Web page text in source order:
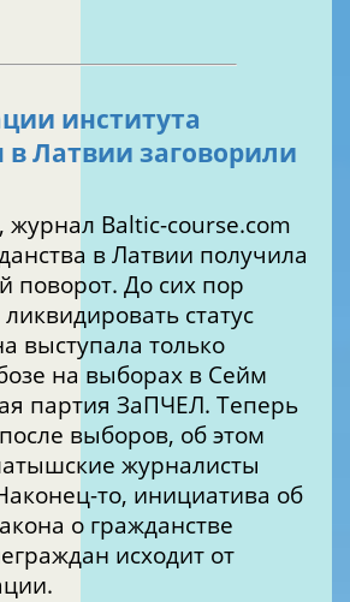
института
в Латвии заговорили
, журнал Baltic-course.com
в Латвии получила
поворот. До сих пор
статус
выступала только
на выборах в Сейм
партия ЗаПЧЕЛ. Теперь
выборов, об этом
журналисты
то, инициатива об
о гражданстве
исходит от